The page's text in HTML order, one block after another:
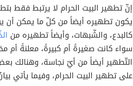
إنّ تطهير البيت الحرام لا يرتبط فقط
يكون تطهيره أيضاً من كلّ ما يمكن أن
كالبدع، والشّبهات، وأيضاً تطهيره من
سواء كانت صغيرةً أم كبيرةً، معلنةً أم
التّطهير أيضاً من أيّ نجاسة، وهنالك
على تطهير البيت الحرام، وفيما يأتي